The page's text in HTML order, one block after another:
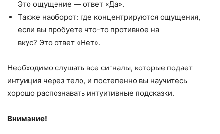
Это ощущение — ответ «Да».
Также наоборот: где концентрируются ощущения,
если вы пробуете что-то противное на
вкус? Это ответ «Нет».
Необходимо слушать все сигналы, которые подает
интуиция через тело, и постепенно вы научитесь
хорошо распознавать интуитивные подсказки.
Внимание!